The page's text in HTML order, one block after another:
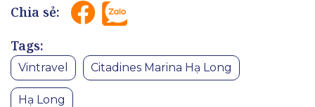
Chia sẻ:
Tags:
Vintravel Citadines Marina Hạ Long
Hạ Long